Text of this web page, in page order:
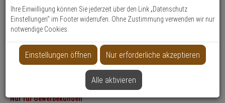
Suche
Produktmerkmale
Datenblatt drucken
Produktinformationen
Zubehörartikel, SOFTWARE-LIZENZ - Modell: WiseNet Wave
Anwendung: Videoüberwachung
Nur für Gewerbekunden
Ihre Einwilligung können Sie jederzeit über den Link „Datenschutz
Einstellungen“ im Footer widerrufen. Ohne Zustimmung verwenden wir nur
notwendige Cookies.
Einstellungen öffnen Nur erforderliche akzeptieren
Alle aktivieren